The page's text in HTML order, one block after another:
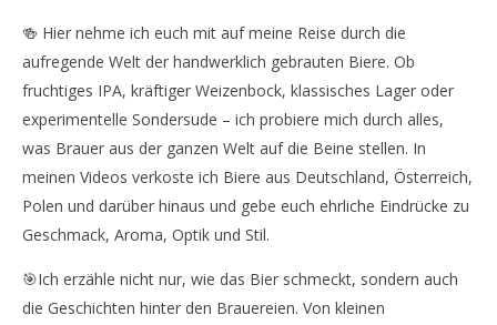
🍻 Hier nehme ich euch mit auf meine Reise durch die
aufregende Welt der handwerklich gebrauten Biere. Ob
fruchtiges IPA, kräftiger Weizenbock, klassisches Lager oder
experimentelle Sondersude – ich probiere mich durch alles,
was Brauer aus der ganzen Welt auf die Beine stellen. In
meinen Videos verkoste ich Biere aus Deutschland, Österreich,
Polen und darüber hinaus und gebe euch ehrliche Eindrücke zu
Geschmack, Aroma, Optik und Stil.
🎯Ich erzähle nicht nur, wie das Bier schmeckt, sondern auch
die Geschichten hinter den Brauereien. Von kleinen